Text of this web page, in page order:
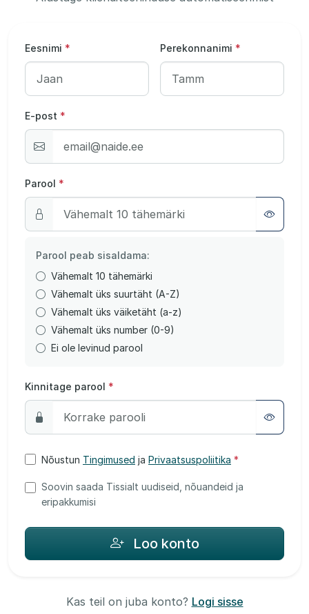
Eesnimi * Perekonnanimi *
E-post *
Parool *
Parool peab sisaldama:
Vähemalt 10 tähemärki
Vähemalt üks suurtäht (A-Z)
Vähemalt üks väiketäht (a-z)
Vähemalt üks number (0-9)
Ei ole levinud parool
Kinnitage parool *
Nõustun Tingimused ja Privaatsuspoliitika *
Soovin saada Tissialt uudiseid, nõuandeid ja
eripakkumisi
Loo konto
Kas teil on juba konto? Logi sisse